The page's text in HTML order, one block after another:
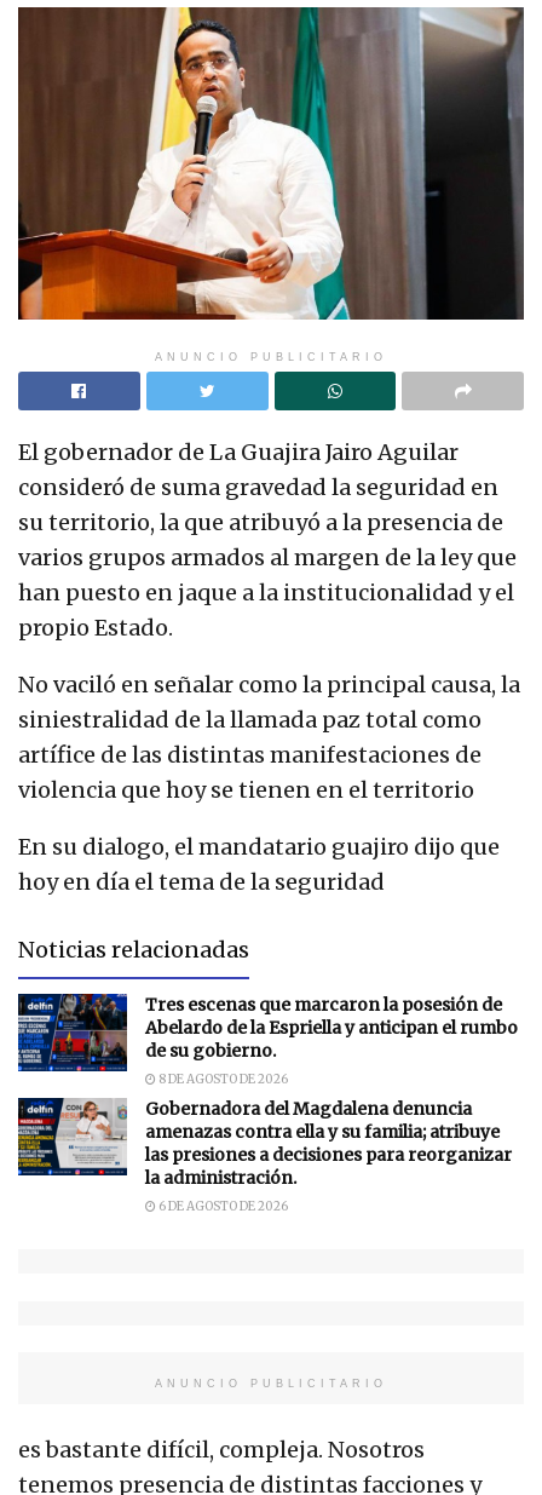
ANUNCIO PUBLICITARIO
El gobernador de La Guajira Jairo Aguilar
consideró de suma gravedad la seguridad en
su territorio, la que atribuyó a la presencia de
varios grupos armados al margen de la ley que
han puesto en jaque a la institucionalidad y el
propio Estado.
No vaciló en señalar como la principal causa, la
siniestralidad de la llamada paz total como
artífice de las distintas manifestaciones de
violencia que hoy se tienen en el territorio
En su dialogo, el mandatario guajiro dijo que
hoy en día el tema de la seguridad
Noticias relacionadas
Tres escenas que marcaron la posesión de
Abelardo de la Espriella y anticipan el rumbo
de su gobierno.
8 DE AGOSTO DE 2026
Gobernadora del Magdalena denuncia
amenazas contra ella y su familia; atribuye
las presiones a decisiones para reorganizar
la administración.
6 DE AGOSTO DE 2026
ANUNCIO PUBLICITARIO
es bastante difícil, compleja. Nosotros
tenemos presencia de distintas facciones y